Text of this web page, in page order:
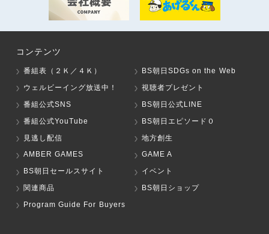
コンテンツ
番組表（２Ｋ／４Ｋ）
BS朝日SDGs on the Web
ウェルビーイング放送中！
視聴者プレゼント
番組公式SNS
BS朝日公式LINE
番組公式YouTube
BS朝日エピソード０
見逃し配信
地方創生
AMBER GAMES
GAME A
BS朝日セールスサイト
イベント
関連商品
BS朝日ショップ
Program Guide For Buyers